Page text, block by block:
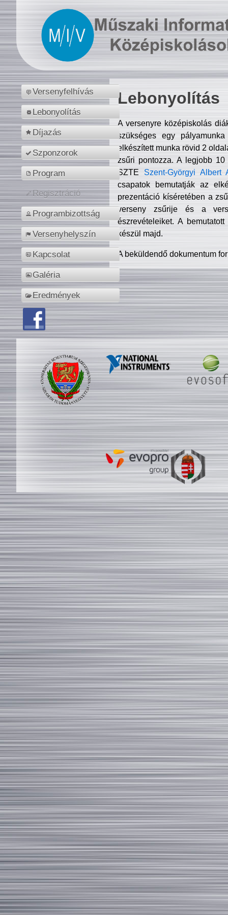
Versenyfelhívás
Lebonyolítás
Díjazás
Szponzorok
Program
Regisztráció
Programbizottság
Versenyhelyszín
Kapcsolat
Galéria
Eredmények
Lebonyolítás
A versenyre középiskolás
szükséges egy
elkészített munka rövid 2
zsűri pontozza. A legjobb
SZTE Szent-Györgyi Albert
csapatok bemutatják az
prezentáció kíséretében a
verseny zsűrije és a
észrevételeiket. A
készül majd.
A beküldendő dokumentum